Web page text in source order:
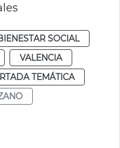
SOCIAL
VALENCIA
TEMÁTICA